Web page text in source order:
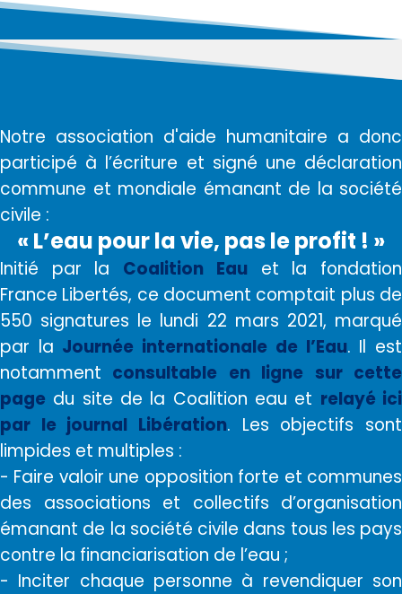
Notre association d'aide humanitaire a donc
participé à l’écriture et signé une déclaration
commune et mondiale émanant de la société
civile :
« L’eau pour la vie, pas le profit ! »
Initié par la Coalition Eau et la fondation
France Libertés, ce document comptait plus de
550 signatures le lundi 22 mars 2021, marqué
par la Journée internationale de l’Eau. Il est
notamment consultable en ligne sur cette
page du site de la Coalition eau et relayé ici
par le journal Libération. Les objectifs sont
limpides et multiples :
- Faire valoir une opposition forte et communes
des associations et collectifs d’organisation
émanant de la société civile dans tous les pays
contre la financiarisation de l’eau ;
- Inciter chaque personne à revendiquer son